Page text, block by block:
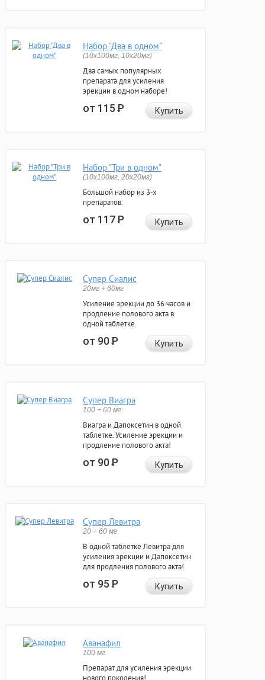
Набор "Два в одном"
(10x100мг, 10x20мг)
Два самых популярных
препарата для усиления
эрекции в одном наборе!
от 115Р Купить
Набор "Три в одном"
(10x100мг, 20x20мг)
Большой набор из 3-х
препаратов.
от 117Р Купить
Супер Сиалис
20мг + 60мг
Усиление эрекции до 36 часов и
продление полового акта в
одной таблетке.
от 90Р Купить
Супер Виагра
100 + 60 мг
Виагра и Дапоксетин в одной
таблетке. Усиление эрекции и
продление полового акта!
от 90Р Купить
Супер Левитра
20 + 60 мг
В одной таблетке Левитра для
усиления эрекции и Дапоксетин
для продления полового акта!
от 95Р Купить
Аванафил
100 мг
Препарат для усиления эрекции